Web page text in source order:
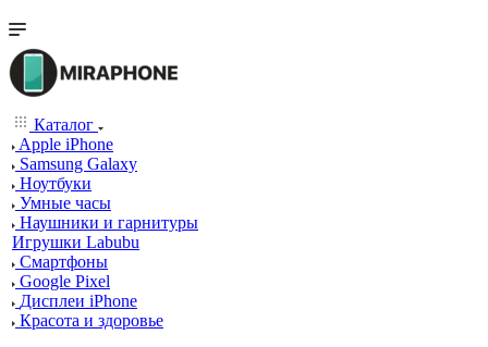
Каталог
Apple iPhone
Samsung Galaxy
Ноутбуки
Умные часы
Наушники и гарнитуры
Игрушки Labubu
Смартфоны
Google Pixel
Дисплеи iPhone
Красота и здоровье